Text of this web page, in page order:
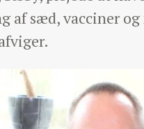
af sæd, vacciner